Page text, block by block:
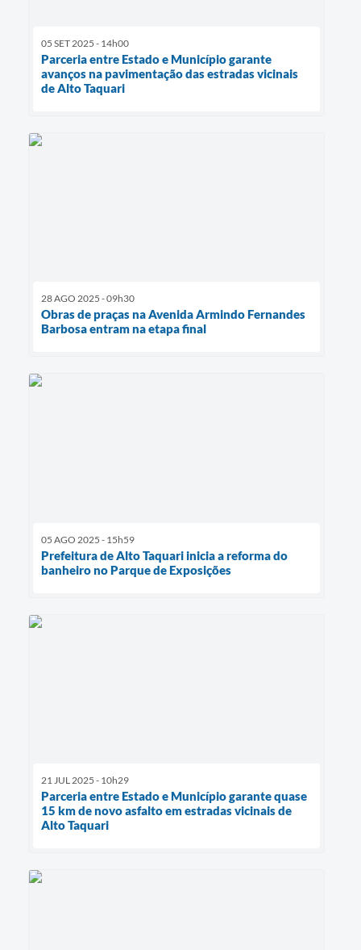
05 SET 2025 - 14h00
Parceria entre Estado e Município garante
avanços na pavimentação das estradas vicinais
de Alto Taquari
28 AGO 2025 - 09h30
Obras de praças na Avenida Armindo Fernandes
Barbosa entram na etapa final
05 AGO 2025 - 15h59
Prefeitura de Alto Taquari inicia a reforma do
banheiro no Parque de Exposições
21 JUL 2025 - 10h29
Parceria entre Estado e Município garante quase
15 km de novo asfalto em estradas vicinais de
Alto Taquari